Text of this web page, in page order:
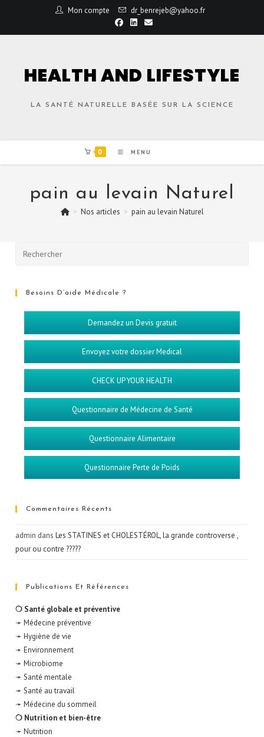
Mon compte dr_benrejeb@yahoo.fr
HEALTH AND LIFESTYLE
LA SANTÉ NATURELLE BASÉE SUR LA SCIENCE
0 MENU
pain au levain Naturel
> Nos articles > pain au levain Naturel
Besoins D’aide Médicale ?
Demandez un Devis gratuit
Envoyez votre dossier Medical
CHECK UP YOUR HEALTH
Questionnaire de Médecine de Santé
Questionnaire Alimentaire
Questionnaire Perte de Poids
Commentaires Récents
admin dansLes STATINES et CHOLESTÉROL, la grande controverse ,
pour ou contre ?????
Publications Et Références
❍ Santé globale et préventive
➛ Médecine préventive
➛ Hygiène de vie
➛ Environnement
➛ Microbiome
➛ Santé mentale
➛ Santé au travail
➛ Médecine du sommeil
❍ Nutrition et bien-être
➛ Nutrition